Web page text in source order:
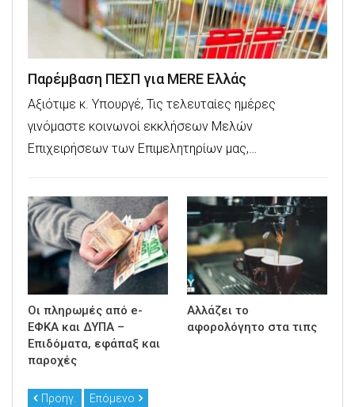
Παρέμβαση ΠΕΣΠ για MERE Ελλάς
Αξιότιμε κ. Υπουργέ, Τις τελευταίες ημέρες
γινόμαστε κοινωνοί εκκλήσεων Μελών
Επιχειρήσεων των Επιμελητηρίων μας,…
Οι πληρωμές από e-
ΕΦΚΑ και ΔΥΠΑ –
Επιδόματα, εφάπαξ και
παροχές
Αλλάζει το
αφορολόγητο στα τιπς
Προηγ. Επόμενο